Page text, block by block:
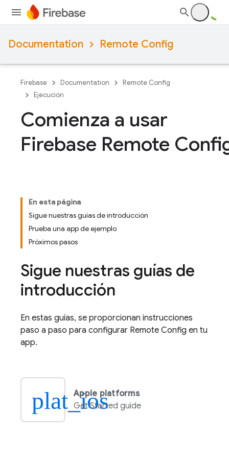
Documentation Remote Config
Firebase Documentation
Remote Config
Ejecución
Comienza a usar
Firebase Remote
En esta página
Sigue nuestras guías de introducción
Prueba una app de ejemplo
Próximos pasos
Sigue nuestras guías de
introducción
En estas guías, se proporcionan instrucciones
paso a paso para configurar Remote Config en tu
app.
plat_ios
Apple platforms
Get Started guide